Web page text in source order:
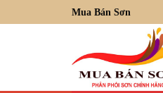
Mua Bán Sơn